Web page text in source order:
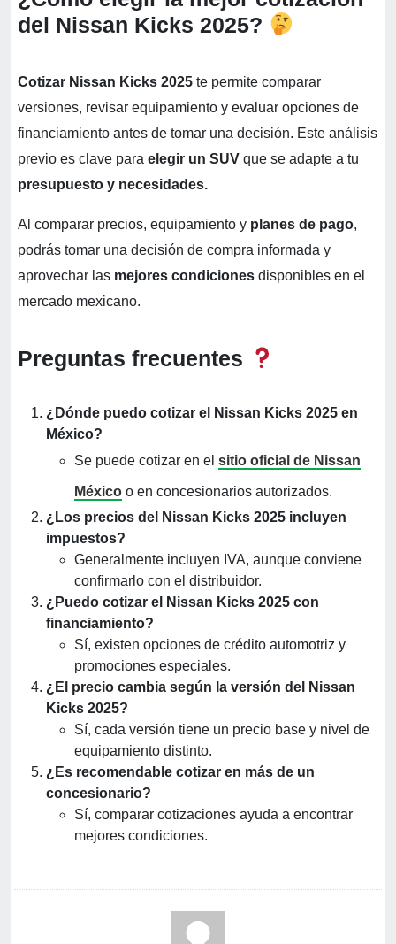
del Nissan Kicks 2025?
Cotizar Nissan Kicks 2025 te permite comparar
versiones, revisar equipamiento y evaluar opciones de
financiamiento antes de tomar una decisión. Este análisis
previo es clave para elegir un SUV que se adapte a tu
presupuesto y necesidades.
Al comparar precios, equipamiento y planes de pago,
podrás tomar una decisión de compra informada y
aprovechar las mejores condiciones disponibles en el
mercado mexicano.
Preguntas frecuentes
¿Dónde puedo cotizar el Nissan Kicks 2025 en
México?
Se puede cotizar en el sitio oficial de Nissan
México o en concesionarios autorizados.
¿Los precios del Nissan Kicks 2025 incluyen
impuestos?
Generalmente incluyen IVA, aunque conviene
confirmarlo con el distribuidor.
¿Puedo cotizar el Nissan Kicks 2025 con
financiamiento?
Sí, existen opciones de crédito automotriz y
promociones especiales.
¿El precio cambia según la versión del Nissan
Kicks 2025?
Sí, cada versión tiene un precio base y nivel de
equipamiento distinto.
¿Es recomendable cotizar en más de un
concesionario?
Sí, comparar cotizaciones ayuda a encontrar
mejores condiciones.